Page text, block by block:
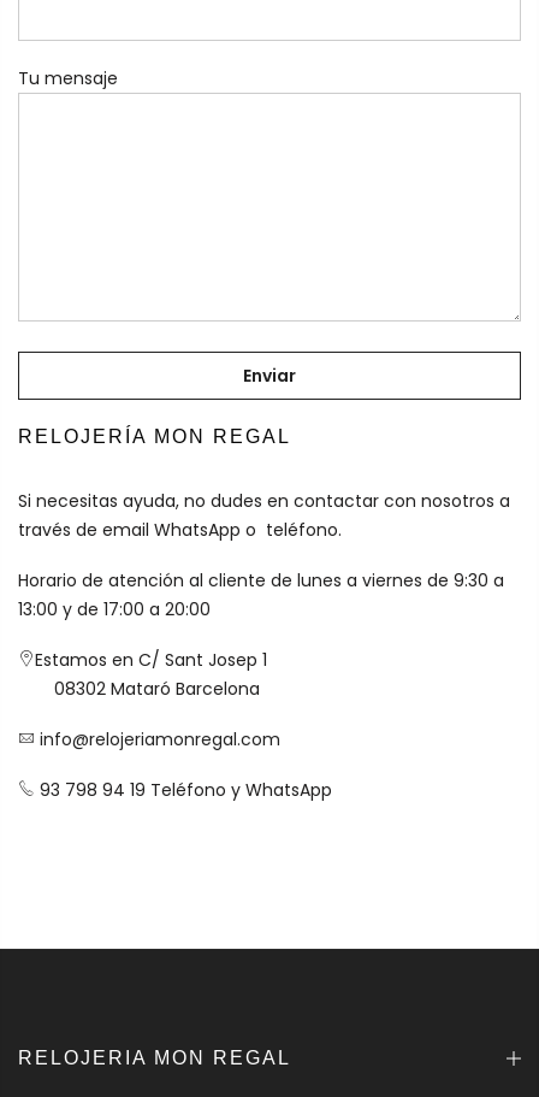
Tu mensaje
RELOJERÍA MON REGAL
Si necesitas ayuda, no dudes en contactar con nosotros a
través de email WhatsApp o teléfono.
Horario de atención al cliente de lunes a viernes de 9:30 a
13:00 y de 17:00 a 20:00
Estamos en C/ Sant Josep 1
08302 Mataró Barcelona
info@relojeriamonregal.com
93 798 94 19 Teléfono y WhatsApp
RELOJERIA MON REGAL